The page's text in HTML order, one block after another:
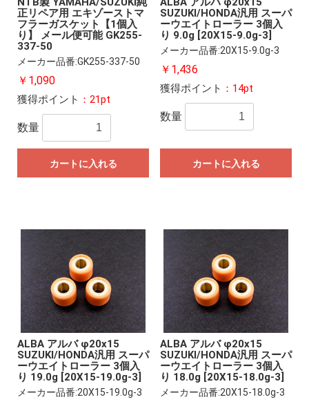
正リペア用 エキゾーストマ
フラーガスケット【1個入
り】 メール便可能 GK255-
337-50
メーカー品番:GK255-337-50
￥1,090
獲得ポイント ：21pt
数量
カートに入れる
SUZUKI/HONDA汎用 スーパ
ーウエイトローラー 3個入
り 9.0g [20X15-9.0g-3]
メーカー品番:20X15-9.0g-3
￥1,436
獲得ポイント ：14pt
数量
カートに入れる
ALBA アルバ φ20x15
SUZUKI/HONDA汎用 スーパ
ーウエイトローラー 3個入
り 19.0g [20X15-19.0g-3]
メーカー品番:20X15-19.0g-3
ALBA アルバ φ20x15
SUZUKI/HONDA汎用 スーパ
ーウエイトローラー 3個入
り 18.0g [20X15-18.0g-3]
メーカー品番:20X15-18.0g-3